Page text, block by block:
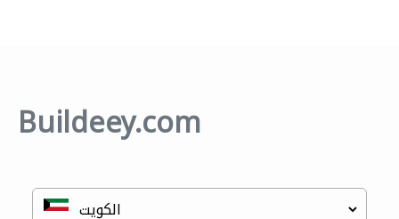
Buildeey.com